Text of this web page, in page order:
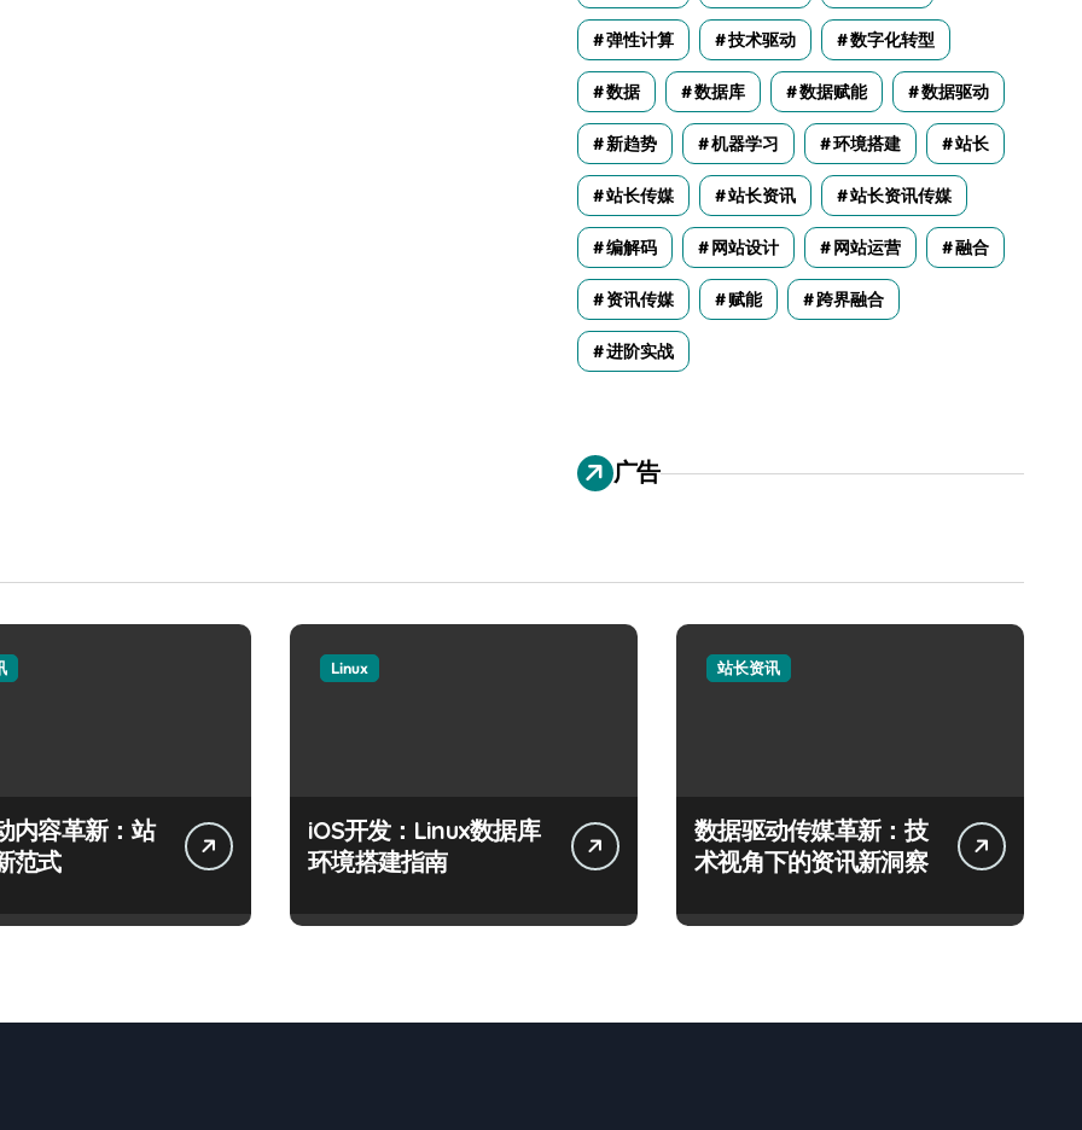
弹性计算 技术驱动 数字化转型
数据 数据库 数据赋能 数据驱动
新趋势 机器学习 环境搭建 站长
站长传媒 站长资讯 站长资讯传媒
编解码 网站设计 网站运营 融合
资讯传媒 赋能 跨界融合
进阶实战
广告
内容革新：站
范式
Linux
iOS开发：Linux数据库
环境搭建指南
站长资讯
数据驱动传媒革新：技
术视角下的资讯新洞察